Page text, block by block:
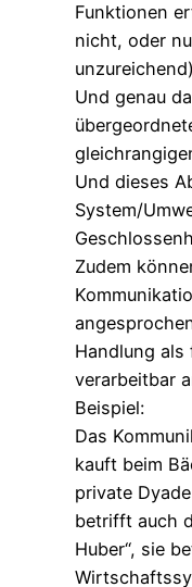
Funktionen
nicht, oder
Und genau
Und dieses
System/
Zudem
Handlung
verarbeitbar
Beispiel:
Das
kauft beim
private
betrifft auch
Huber“, sie